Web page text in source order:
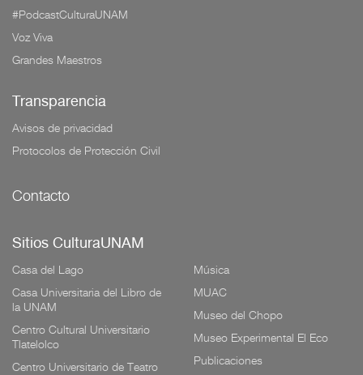
#PodcastCulturaUNAM
Voz Viva
Grandes Maestros
Transparencia
Avisos de privacidad
Protocolos de Protección Civil
Contacto
Sitios CulturaUNAM
Casa del Lago
Casa Universitaria del Libro de
la UNAM
Centro Cultural Universitario
Tlatelolco
Centro Universitario de Teatro
Música
MUAC
Museo del Chopo
Museo Experimental El Eco
Publicaciones